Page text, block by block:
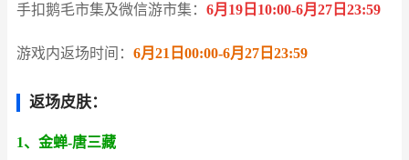
手扣鹅毛市集及微信游市集： 6月19日10:00-6月27日23:59
游戏内返场时间： 6月21日00:00-6月27日23:59
返场皮肤：
1、金蝉-唐三藏